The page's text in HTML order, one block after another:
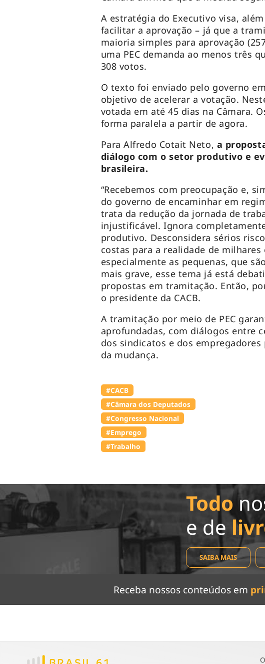
A estratégia do Executivo visa,
facilitar a aprovação – já que a
maioria simples para aprovação
uma PEC demanda ao menos três
308 votos.
O texto foi enviado pelo governo
objetivo de acelerar a votação.
votada em até 45 dias na Câmara.
forma paralela a partir de agora.
Para Alfredo Cotait Neto, a
diálogo com o setor produtivo e
brasileira.
“Recebemos com preocupação e,
do governo de encaminhar em
trata da redução da jornada de
injustificável. Ignora
produtivo. Desconsidera sérios
costas para a realidade de
especialmente as pequenas, que
mais grave, esse tema já está
propostas em tramitação. Então,
o presidente da CACB.
A tramitação por meio de PEC
aprofundadas, com diálogos entre
dos sindicatos e dos
da mudança.
#⁠CACB
#Câmara dos Deputados
#Congresso Nacional
#Emprego
#Trabalho
Todo
e de
SAIBA MAIS
Receba nossos conteúdos em
O